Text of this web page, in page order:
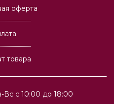
Вс с 10:00 до 18:00
оферта
товара